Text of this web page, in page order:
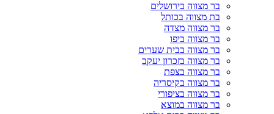
בר מצווה בירושלים
בת מצווה בכותל
בר מצווה מצדה
בר מצווה ביפו
בר מצווה בבית שערים
בר מצווה בזכרון יעקב
בר מצווה בצפת
בר מצווה בקיסריה
בר מצווה בציפורי
בר מצווה במוצא